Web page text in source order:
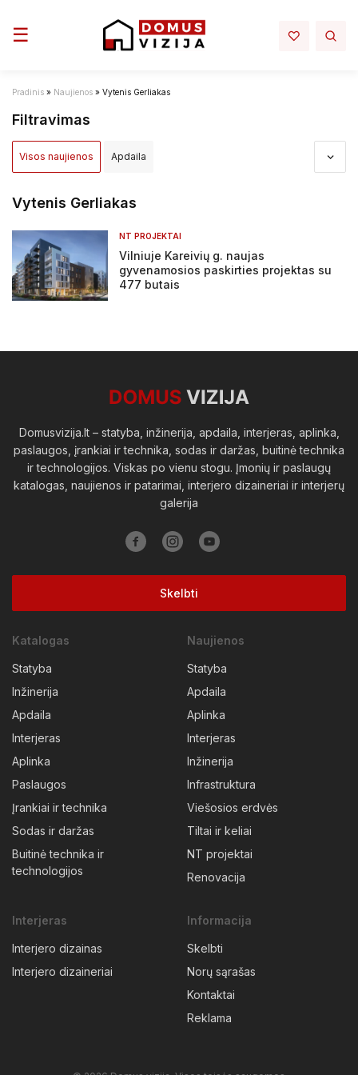
Toggle navigation
☰
Pradinis » Naujienos » Vytenis Gerliakas
Filtravimas
Visos naujienos Apdaila
Infrastruktura Interjeras Inžinerija
Įstatymai ir reglamentai
Vytenis Gerliakas
NT PROJEKTAI
Vilniuje Kareivių g. naujas
gyvenamosios paskirties projektas su
477 butais
Domusvizija.lt – statyba, inžinerija, apdaila, interjeras, aplinka,
paslaugos, įrankiai ir technika, sodas ir daržas, buitinė technika
ir technologijos. Viskas po vienu stogu. Įmonių ir paslaugų
katalogas, naujienos ir patarimai, interjero dizaineriai ir interjerų
galerija
Skelbti
Katalogas
Statyba
Inžinerija
Apdaila
Interjeras
Aplinka
Paslaugos
Įrankiai ir technika
Sodas ir daržas
Buitinė technika ir
technologijos
Naujienos
Statyba
Apdaila
Aplinka
Interjeras
Inžinerija
Infrastruktura
Viešosios erdvės
Tiltai ir keliai
NT projektai
Renovacija
Interjeras
Interjero dizainas
Interjero dizaineriai
Informacija
Skelbti
Norų sąrašas
Kontaktai
Reklama